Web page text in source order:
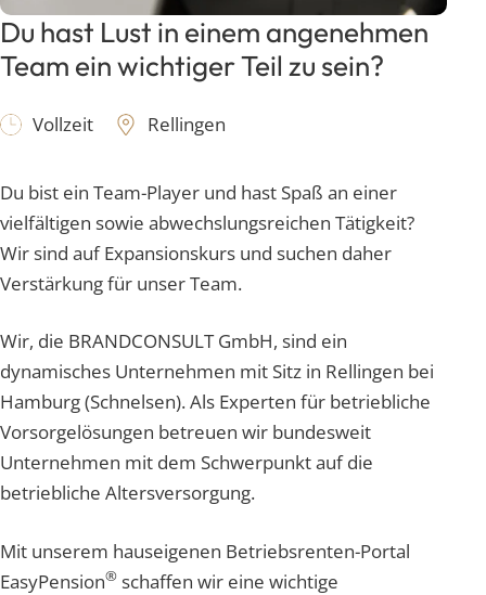
Du hast Lust in einem angenehmen
Team ein wichtiger Teil zu sein?
Vollzeit Rellingen
Du bist ein Team-Player und hast Spaß an einer
vielfältigen sowie abwechslungsreichen Tätigkeit?
Wir sind auf Expansionskurs und suchen daher
Verstärkung für unser Team.
Wir, die BRANDCONSULT GmbH, sind ein
dynamisches Unternehmen mit Sitz in Rellingen bei
Hamburg (Schnelsen). Als Experten für betriebliche
Vorsorgelösungen betreuen wir bundesweit
Unternehmen mit dem Schwerpunkt auf die
betriebliche Altersversorgung.
Mit unserem hauseigenen Betriebsrenten-Portal
EasyPension® schaffen wir eine wichtige